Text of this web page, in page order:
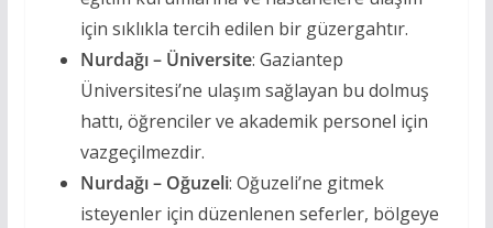
için sıklıkla tercih edilen bir güzergahtır.
Nurdağı – Üniversite: Gaziantep
Üniversitesi’ne ulaşım sağlayan bu dolmuş
hattı, öğrenciler ve akademik personel için
vazgeçilmezdir.
Nurdağı – Oğuzeli: Oğuzeli’ne gitmek
isteyenler için düzenlenen seferler, bölgeye